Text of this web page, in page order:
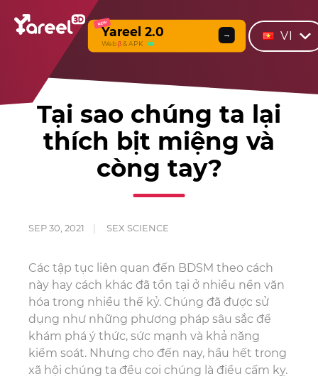
NEW
Yareel 2.0
Webβ & APK
→ VI
Tại sao chúng ta lại
thích bịt miệng và
còng tay?
SEP 30, 2021 SEX SCIENCE
Các tập tục liên quan đến BDSM theo cách
này hay cách khác đã tồn tại ở nhiều nền văn
hóa trong nhiều thế kỷ. Chúng đã được sử
dụng như những phương pháp sâu sắc để
khám phá ý thức, sức mạnh và khả năng
kiểm soát. Nhưng cho đến nay, hầu hết trong
xã hội chúng ta đều coi chúng là điều cấm kỵ.